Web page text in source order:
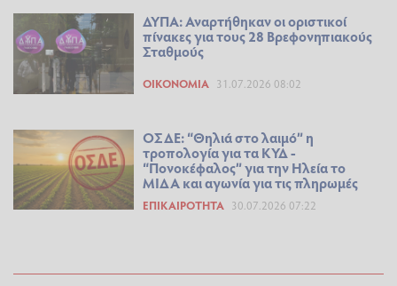
ΔΥΠΑ: Αναρτήθηκαν οι οριστικοί
πίνακες για τους 28 Βρεφονηπιακούς
Σταθμούς
ΟΙΚΟΝΟΜΊΑ 31.07.2026 08:02
ΟΣΔΕ: “Θηλιά στο λαιμό” η
τροπολογία για τα ΚΥΔ -
“Πονοκέφαλος” για την Ηλεία το
ΜΙΔΑ και αγωνία για τις πληρωμές
ΕΠΙΚΑΙΡΌΤΗΤΑ 30.07.2026 07:22